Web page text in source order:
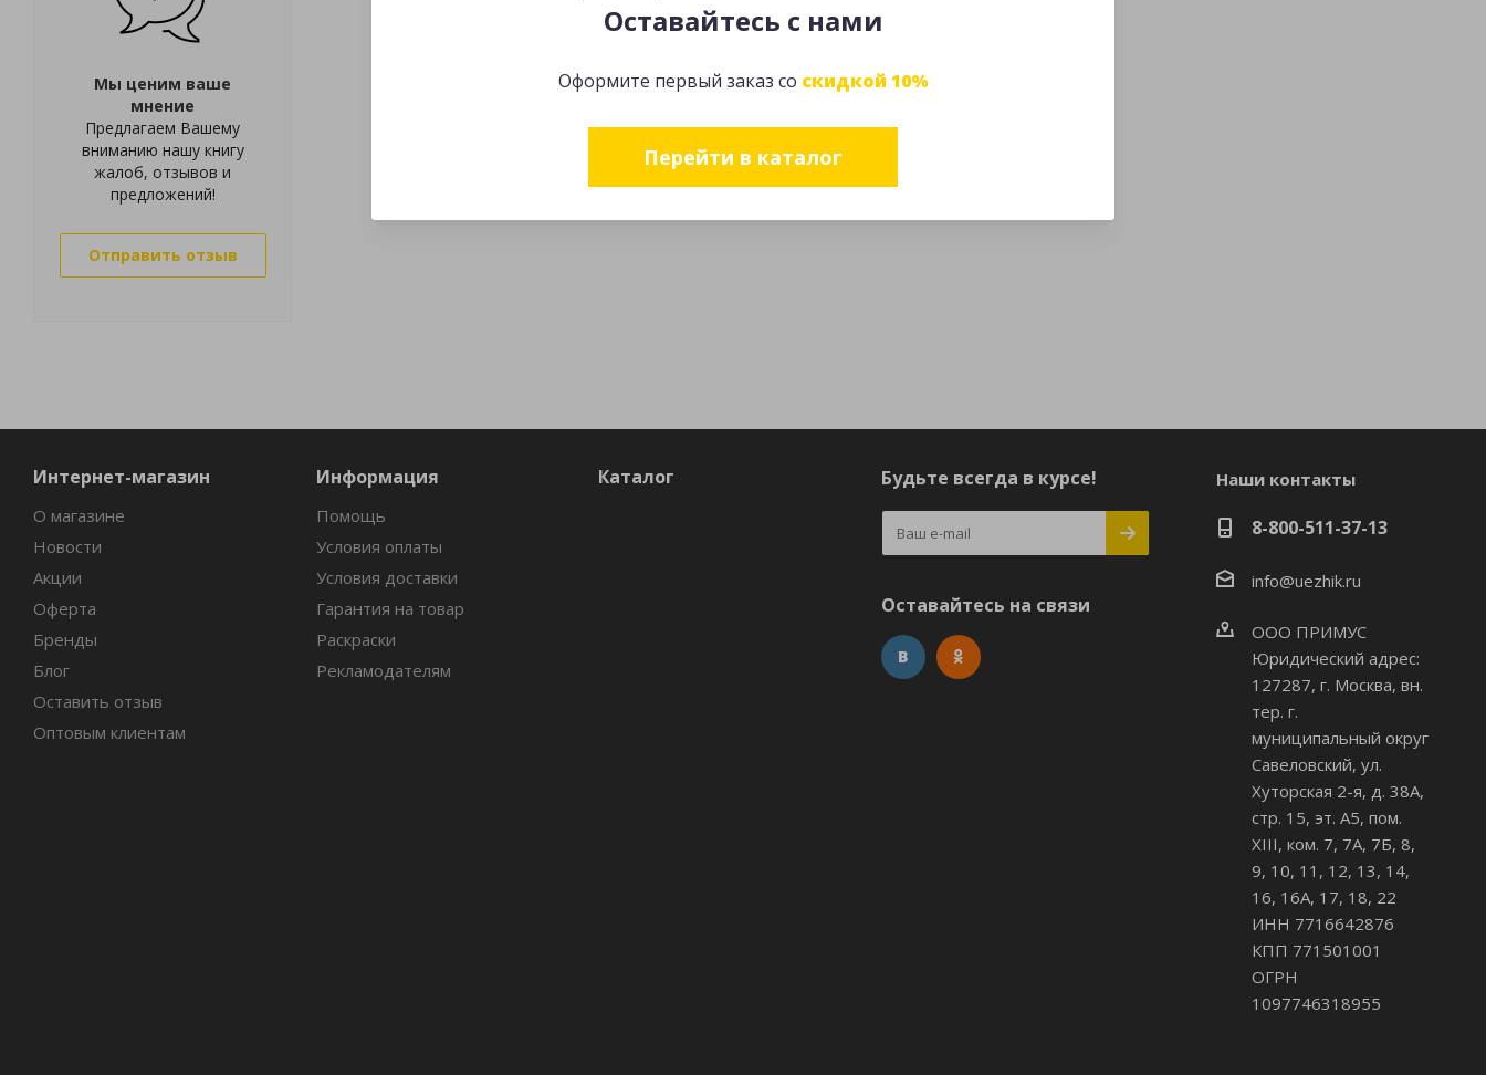
Оставайтесь с нами
Оформите первый заказ со скидкой 10%
Перейти в каталог
Мы ценим ваше
мнение
Предлагаем Вашему
вниманию нашу книгу
жалоб, отзывов и
предложений!
Отправить отзыв
Интернет-магазин
О магазине
Новости
Акции
Оферта
Бренды
Блог
Оставить отзыв
Оптовым клиентам
Информация
Помощь
Условия оплаты
Условия доставки
Гарантия на товар
Раскраски
Рекламодателям
Каталог Будьте всегда в курсе!
Оставайтесь на связи
Наши контакты
8-800-511-37-13
info@uezhik.ru
ООО ПРИМУС
Юридический адрес:
127287, г. Москва, вн.
тер. г.
муниципальный округ
Савеловский, ул.
Хуторская 2-я, д. 38А,
стр. 15, эт. А5, пом.
XIII, ком. 7, 7А, 7Б, 8,
9, 10, 11, 12, 13, 14,
16, 16А, 17, 18, 22
ИНН 7716642876
КПП 771501001
ОГРН
1097746318955